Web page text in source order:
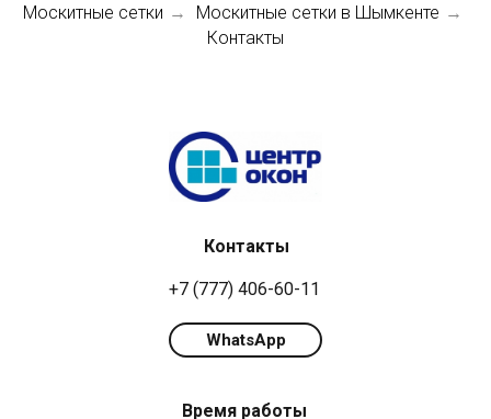
Москитные сетки → Москитные сетки в Шымкенте →
Контакты
+7 (777) 406-60-11
Время работы
Контакты
WhatsApp